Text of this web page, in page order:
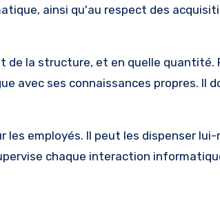
ainsi qu'au respect des
la structure, et en quelle quantité.
avec ses connaissances propres. Il
employés. Il peut les dispenser lui-
chaque interaction